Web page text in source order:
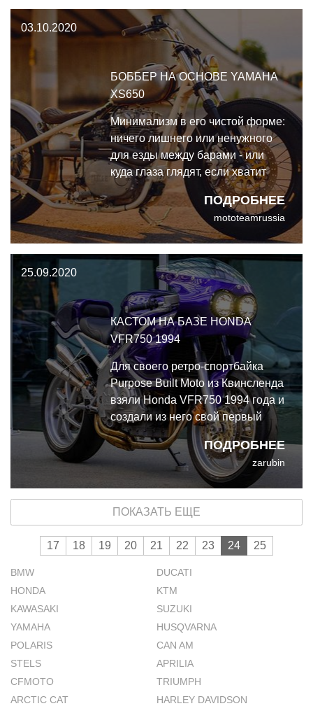
сухой рамой нужен
определённый опыт и мудрость.
03.10.2020
БОББЕР НА ОСНОВЕ YAMAHA
XS650
ПОДРОБНЕЕ
Минимализм в его чистой форме:
ничего лишнего или ненужного
для езды между барами - или
куда глаза глядят, если хватит
духу. Шикарный боббер на
основе Yamaha XS650, недавно
вышедшему из мастерской под
вывеской Motobrix.
mototeamrussia
25.09.2020
КАСТОМ НА БАЗЕ HONDA
VFR750 1994
ПОДРОБНЕЕ
Для своего ретро-спортбайка
Purpose Built Moto из Квинсленда
взяли Honda VFR750 1994 года и
создали из него свой первый
полностью капотированный
кастом.
zarubin
ПОКАЗАТЬ ЕЩЕ
17 18 19 20 21 22 23 24 25
BMW
DUCATI
HONDA
KTM
KAWASAKI
SUZUKI
YAMAHA
HUSQVARNA
POLARIS
CAN AM
STELS
APRILIA
CFMOTO
TRIUMPH
ARCTIC CAT
HARLEY DAVIDSON